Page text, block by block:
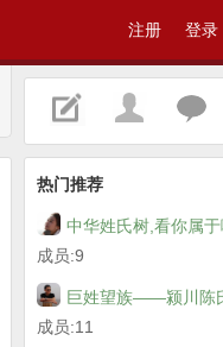
注册 登录
热门推荐
中华姓氏树,看你属于
成员:9
巨姓望族——颍川陈
成员:11